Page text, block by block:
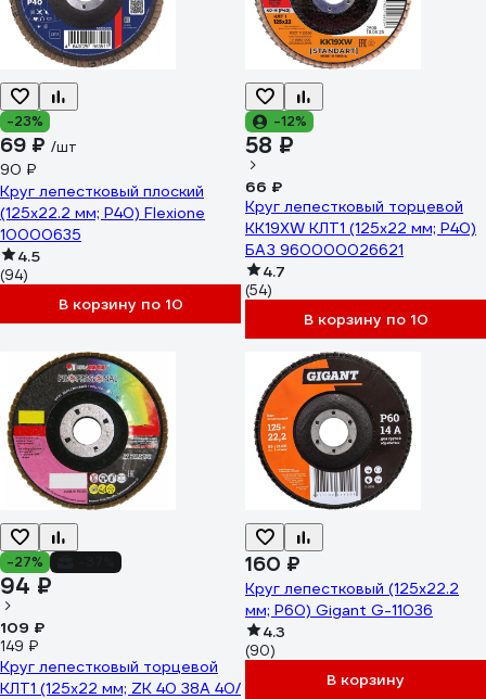
-23%
69 ₽ /шт
90 ₽
Круг лепестковый плоский
(125х22.2 мм; Р40) Flexione
10000635
4.5
(94)
В корзину по 10
-12%
58 ₽
66 ₽
Круг лепестковый торцевой
KK19XW КЛТ1 (125х22 мм; P40)
БАЗ 960000026621
4.7
(54)
В корзину по 10
-27%
94 ₽
109 ₽
149 ₽
Круг лепестковый торцевой
КЛТ1 (125x22 мм; ZK 40 38А 40/
160 ₽
Круг лепестковый (125x22.2
мм; P60) Gigant G-11036
4.3
(90)
В корзину